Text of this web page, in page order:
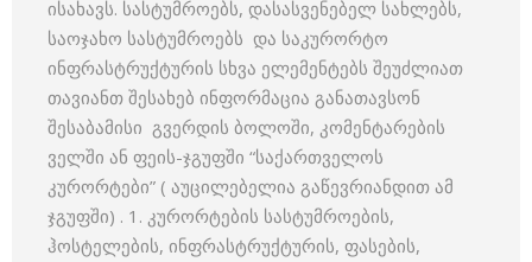
ისახავს. სასტუმროებს, დასასვენებელ სახლებს,
საოჯახო სასტუმროებს და საკურორტო
ინფრასტრუქტურის სხვა ელემენტებს შეუძლიათ
თავიანთ შესახებ ინფორმაცია განათავსონ
შესაბამისი გვერდის ბოლოში, კომენტარების
ველში ან ფეის-ჯგუფში “საქართველოს
კურორტები” ( აუცილებელია გაწევრიანდით ამ
ჯგუფში) . 1. კურორტების სასტუმროების,
ჰოსტელების, ინფრასტრუქტურის, ფასების,